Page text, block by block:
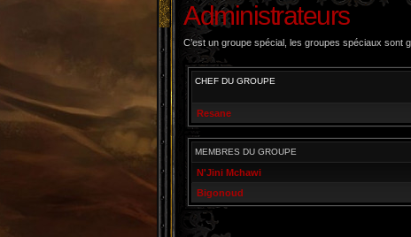
Administrateurs
C’est un groupe spécial, les groupes spéciaux sont
CHEF DU GROUPE
Resane
MEMBRES DU GROUPE
N'Jini Mchawi
Bigonoud